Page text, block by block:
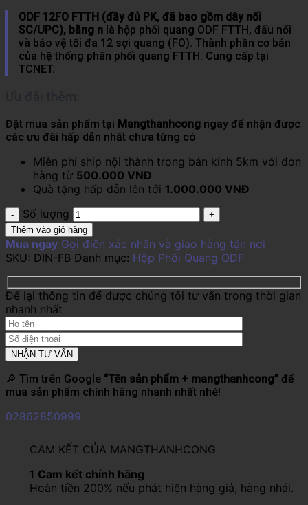
ODF 12FO FTTH (đầy đủ PK, đã bao gồm dây nối
SC/UPC), bằng n là hộp phối quang ODF FTTH, đấu nối
và bảo vệ tối đa 12 sợi quang (FO). Thành phần cơ bản
của hệ thống phân phối quang FTTH. Cung cấp tại
TCNET.
Đặt mua sản phẩm tại Mangthanhcong ngay để nhận được
các ưu đãi hấp dẫn nhất chưa từng có
Miễn phí ship nội thành trong bán kính 5km với đơn
hàng từ 500.000 VNĐ
Quà tặng hấp dẫn lên tới 1.000.000 VNĐ
Số lượng
Thêm vào giỏ hàng
Mua ngay Gọi điện xác nhận và giao hàng tận nơi
SKU: DIN-FB Danh mục: Hộp Phối Quang ODF
Để lại thông tin để được chúng tôi tư vấn trong thời gian
nhanh nhất
🔎 Tìm trên Google “Tên sản phẩm + mangthanhcong” để
mua sản phẩm chính hãng nhanh nhất nhé!
02862850999
CAM KẾT CỦA MANGTHANHCONG
1 Cam kết chính hãng
Hoàn tiền 200% nếu phát hiện hàng giả, hàng nhái.